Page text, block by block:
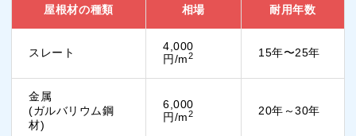
屋根材の種類 相場 耐用年数
スレート
4,000
円/m2 15年〜25年
金属
(ガルバリウム鋼
材)
6,000
円/m2 20年～30年